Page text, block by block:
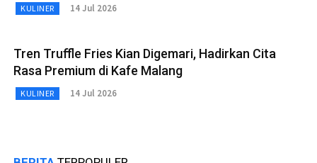
KULINER 14 Jul 2026
Tren Truffle Fries Kian Digemari, Hadirkan Cita
Rasa Premium di Kafe Malang
KULINER 14 Jul 2026